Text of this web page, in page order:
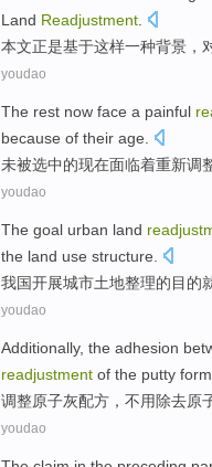
Land Readjustment.
本文正是基于这样一种背景 ，
youdao
The rest now face a painful
because of their age
未被选中的现在面临着重新调
youdao
The goal urban land
the land use structure.
我国开展城市土地整理的目的
youdao
Additionally, the adhesion
readjustment of the putty
调整原子灰配方，不用除去原
youdao